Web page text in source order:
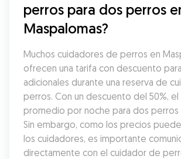
perros para dos perros
Maspalomas?
Muchos cuidadores de perros en
ofrecen una tarifa con descuento
adicionales durante una reserva de
perros. Con un descuento del 50%,
promedio por noche para dos perros
Sin embargo, como los precios
los cuidadores, es importante
directamente con el cuidador de